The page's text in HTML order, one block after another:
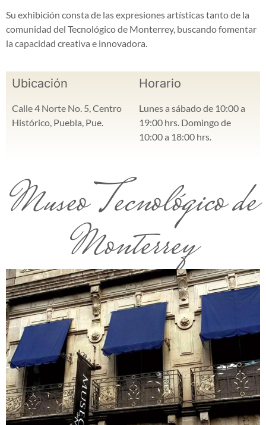
Su exhibición consta de las expresiones artísticas tanto de la
comunidad del Tecnológico de Monterrey, buscando fomentar
la capacidad creativa e innovadora.
Ubicación
Calle 4 Norte No. 5, Centro
Histórico, Puebla, Pue.
Horario
Lunes a sábado de 10:00 a
19:00 hrs. Domingo de
10:00 a 18:00 hrs.
Museo Tecnológico de
Monterrey